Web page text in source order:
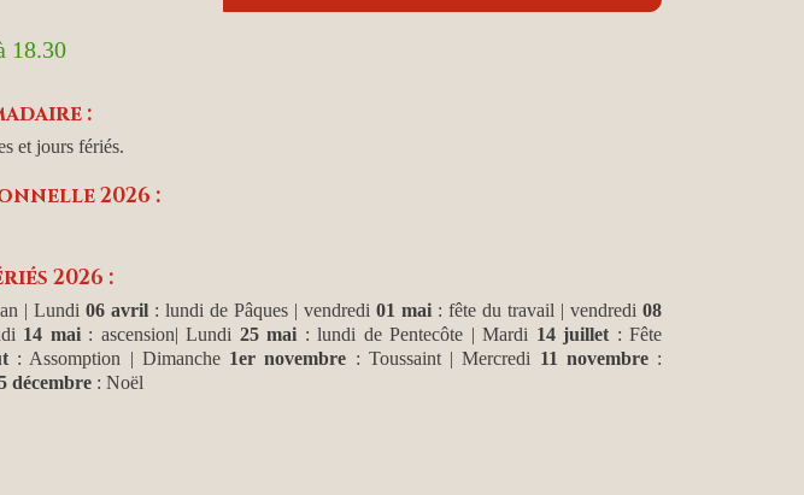
18.30
:
et jours fériés.
2026 :
2026 :
| Lundi 06 avril : lundi de Pâques | vendredi 01 mai : fête du travail | vendredi 08
14 mai: ascension| Lundi 25 mai : lundi de Pentecôte | Mardi 14 juillet : Fête
: Assomption | Dimanche 1er novembre : Toussaint | Mercredi 11 novembre:
décembre : Noël